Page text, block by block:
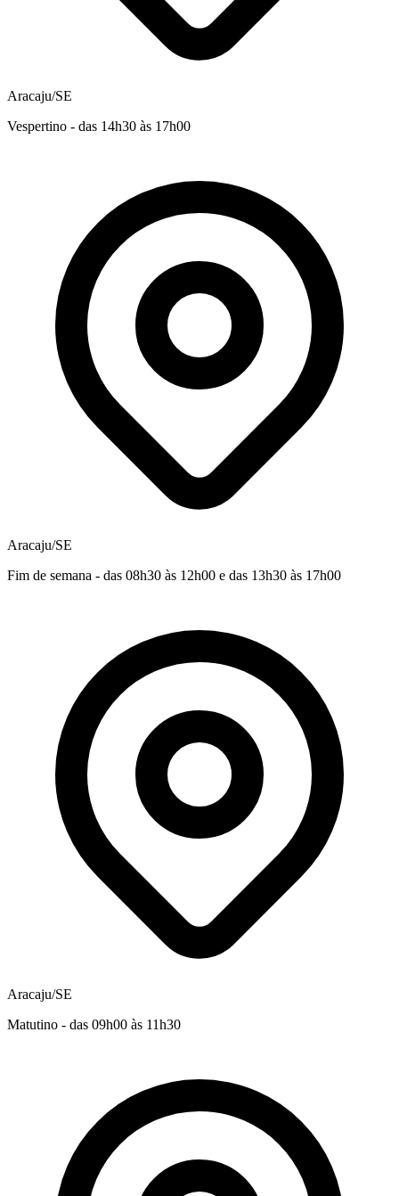
Aracaju/SE
Vespertino - das 14h30 às 17h00
Aracaju/SE
Fim de semana - das 08h30 às 12h00 e das 13h30 às 17h00
Aracaju/SE
Matutino - das 09h00 às 11h30